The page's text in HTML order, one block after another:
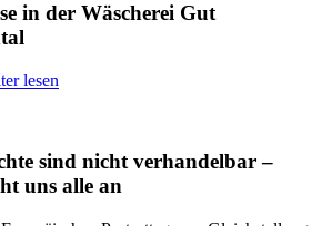
in der Wäscherei Gut
lesen
sind nicht verhandelbar –
uns alle an